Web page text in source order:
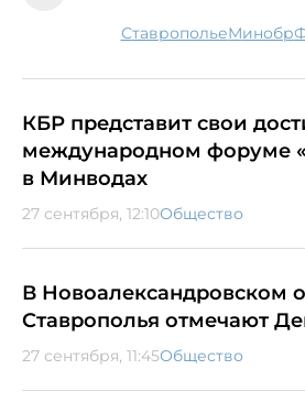
Ставрополье минобр
КБР представит свои
международном форуме
в Минводах
27 сентября, 12:10Общество
В Новоалександровском
Ставрополья отмечают
27 сентября, 11:45Общество